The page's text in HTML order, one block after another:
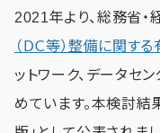
2021年より、総務省・
（ＤＣ等）整備に関す
ットワーク、データセ
めています。本検討結